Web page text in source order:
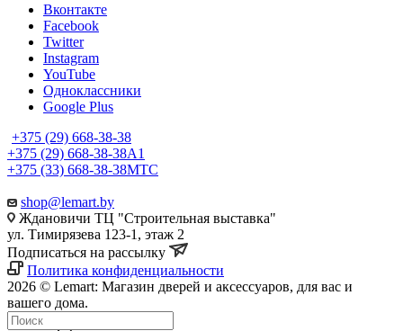
Вконтакте
Facebook
Twitter
Instagram
YouTube
Одноклассники
Google Plus
+375 (29) 668-38-38
+375 (29) 668-38-38A1
+375 (33) 668-38-38МТС
shop@lemart.by
Ждановичи ТЦ "Строительная выставка"
ул. Тимирязева 123-1, этаж 2
Подписаться на рассылку
Политика конфиденциальности
2026 © Lemart: Магазин дверей и аксессуаров, для вас и
вашего дома.